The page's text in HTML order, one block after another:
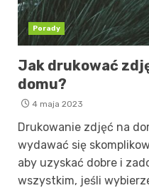
Porady
Jak drukować
domu?
4 maja 2023
Drukowanie zdjęć na
wydawać się
aby uzyskać dobre i
wszystkim, jeśli